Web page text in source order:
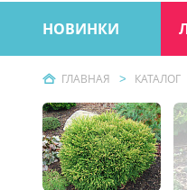
НОВИНКИ
ГЛАВНАЯ КАТАЛОГ